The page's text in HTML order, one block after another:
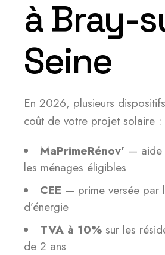
à Bray-
Seine
En 2026, plusieurs
coût de votre projet solaire :
MaPrimeRénov’ — aide
les ménages éligibles
CEE — prime versée par
d’énergie
TVA à 10% sur les
de 2 ans